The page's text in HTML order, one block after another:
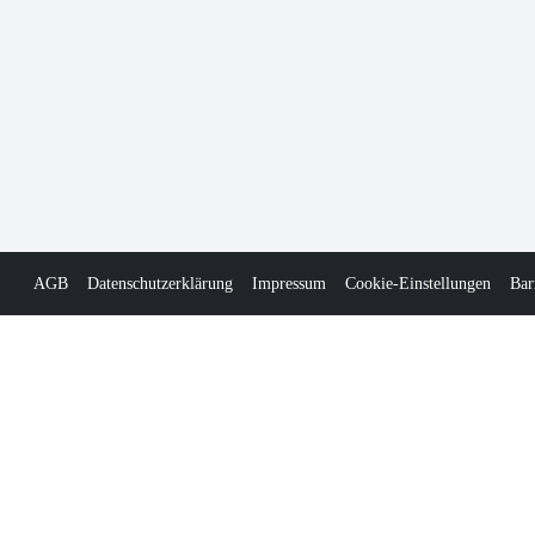
AGB Datenschutzerklärung Impressum Cookie-Einstellungen